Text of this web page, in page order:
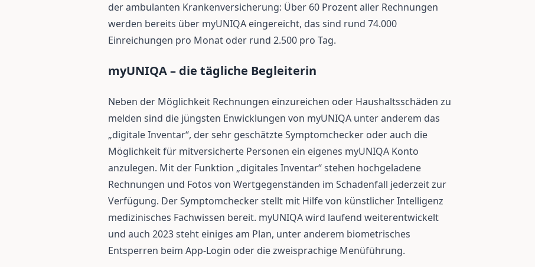
der ambulanten Krankenversicherung: Über 60 Prozent aller Rechnungen
werden bereits über myUNIQA eingereicht, das sind rund 74.000
Einreichungen pro Monat oder rund 2.500 pro Tag.
myUNIQA – die tägliche Begleiterin
Neben der Möglichkeit Rechnungen einzureichen oder Haushaltsschäden zu
melden sind die jüngsten Enwicklungen von myUNIQA unter anderem das
„digitale Inventar“, der sehr geschätzte Symptomchecker oder auch die
Möglichkeit für mitversicherte Personen ein eigenes myUNIQA Konto
anzulegen. Mit der Funktion „digitales Inventar“ stehen hochgeladene
Rechnungen und Fotos von Wertgegenständen im Schadenfall jederzeit zur
Verfügung. Der Symptomchecker stellt mit Hilfe von künstlicher Intelligenz
medizinisches Fachwissen bereit. myUNIQA wird laufend weiterentwickelt
und auch 2023 steht einiges am Plan, unter anderem biometrisches
Entsperren beim App-Login oder die zweisprachige Menüführung.